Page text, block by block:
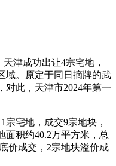
天津成功出让4宗宅地，
域。原定于同日摘牌的武
对此，天津市2024年第一
宅地，成交9宗地块，
面积约40.2万平方米，总
价成交，2宗地块溢价成